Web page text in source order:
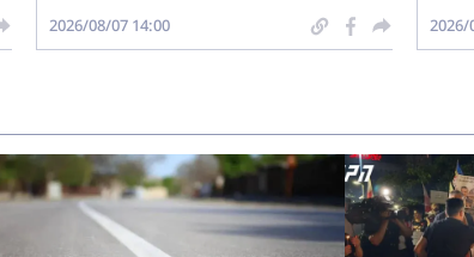
2026/08/07 14:00 2026/